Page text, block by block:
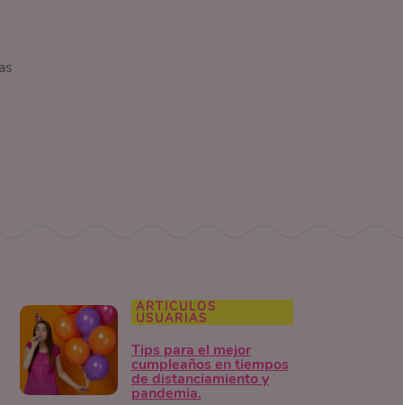
ARTÍCULOS
USUARIAS
Tips para el mejor
cumpleaños en tiempos
de distanciamiento y
pandemia.